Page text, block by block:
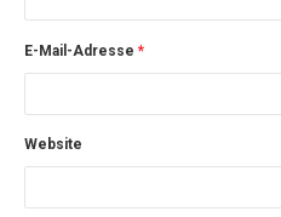
E-Mail-Adresse *
Website